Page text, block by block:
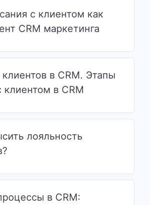
с клиентом как
CRM маркетинга
в CRM. Этапы
клиентом в CRM
лояльность
в CRM: